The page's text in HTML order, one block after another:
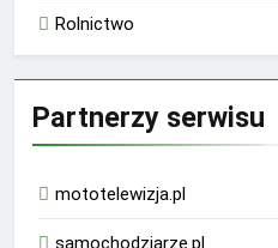
Rolnictwo
Partnerzy serwisu
mototelewizja.pl
samochodziarze.pl